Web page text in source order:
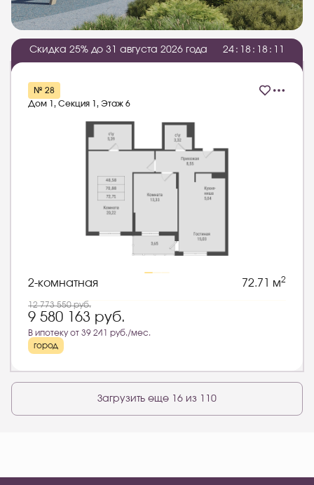
Скидка 25% до 31 августа 2026 года 24 : 8 : 8 :
№ 28
Дом 1, Секция 1, Этаж 6
2-комнатная 72.71 м2
12 773 550руб.
9 580 163 руб.
В ипотеку от 39 241 руб./мес.
город
Загрузить еще 16 из 110